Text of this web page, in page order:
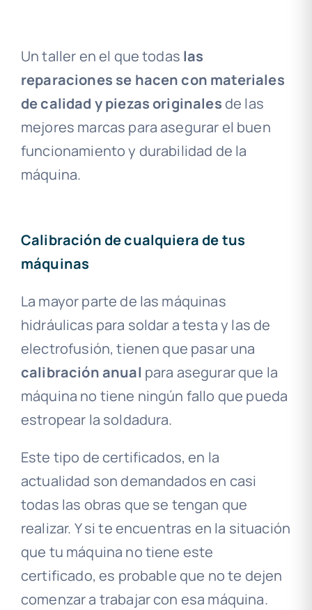
Un taller en el que todas las
reparaciones se hacen con materiales
de calidad y piezas originalesde las
mejores marcas para asegurar el buen
funcionamiento y durabilidad de la
máquina.
Calibración de cualquiera de tus
máquinas
La mayor parte de las máquinas
hidráulicas para soldar a testa y las de
electrofusión, tienen que pasar una
calibración anual para asegurar que la
máquina no tiene ningún fallo que pueda
estropear la soldadura.
Este tipo de certificados, en la
actualidad son demandados en casi
todas las obras que se tengan que
realizar. Y si te encuentras en la situación
que tu máquina no tiene este
certificado, es probable que no te dejen
comenzar a trabajar con esa máquina.